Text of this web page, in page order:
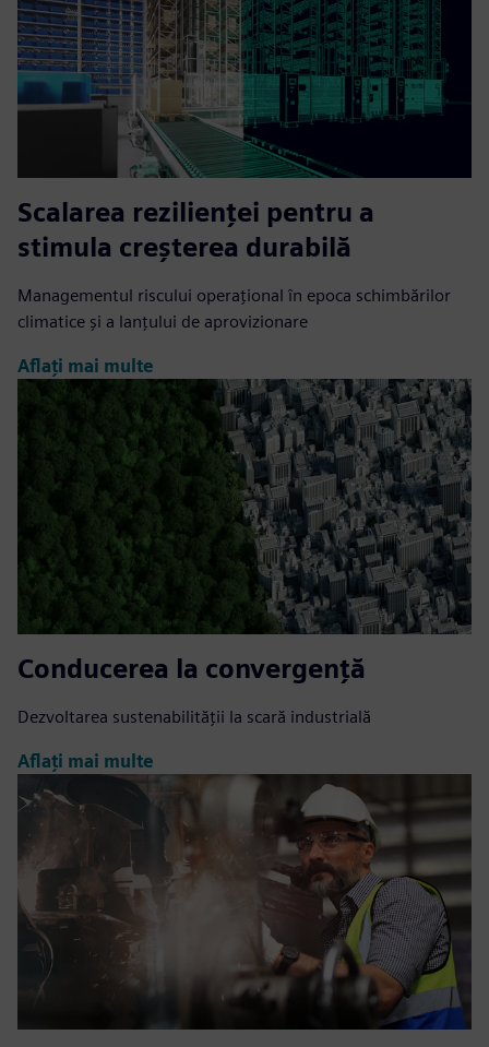
Scalarea rezilienței pentru a
stimula creșterea durabilă
Managementul riscului operațional în epoca schimbărilor
climatice și a lanțului de aprovizionare
Aflați mai multe
Conducerea la convergență
Dezvoltarea sustenabilității la scară industrială
Aflați mai multe